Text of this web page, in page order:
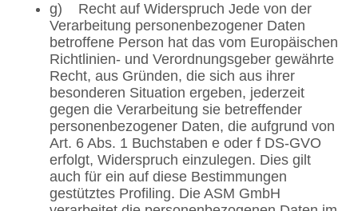
g) Recht auf Widerspruch Jede von der
Verarbeitung personenbezogener Daten
betroffene Person hat das vom Europäischen
Richtlinien- und Verordnungsgeber gewährte
Recht, aus Gründen, die sich aus ihrer
besonderen Situation ergeben, jederzeit
gegen die Verarbeitung sie betreffender
personenbezogener Daten, die aufgrund von
Art. 6 Abs. 1 Buchstaben e oder f DS-GVO
erfolgt, Widerspruch einzulegen. Dies gilt
auch für ein auf diese Bestimmungen
gestütztes Profiling. Die ASM GmbH